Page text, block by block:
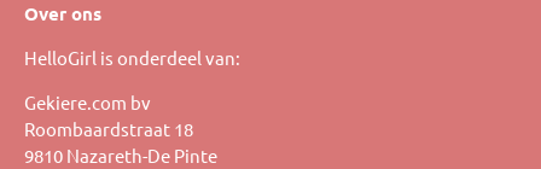
Over ons
HelloGirl is onderdeel van:
Gekiere.com bv
Roombaardstraat 18
9810 Nazareth-De Pinte